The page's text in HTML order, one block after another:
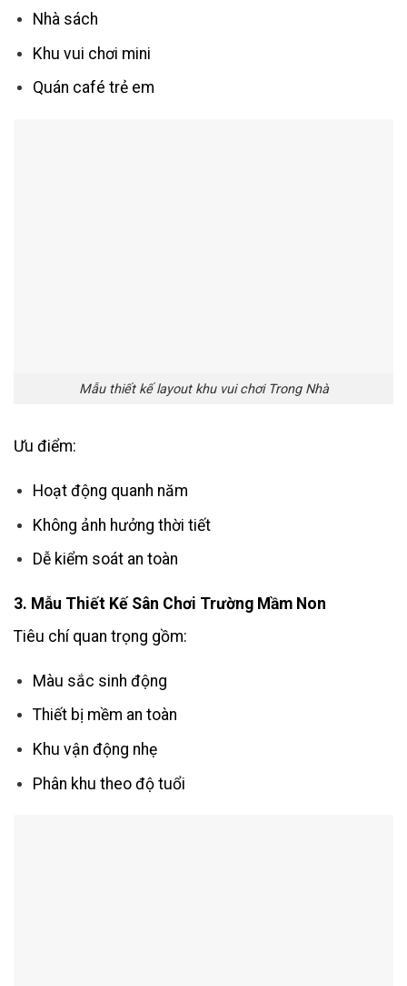
Nhà sách
Khu vui chơi mini
Quán café trẻ em
Mẫu thiết kế layout khu vui chơi Trong Nhà
Ưu điểm:
Hoạt động quanh năm
Không ảnh hưởng thời tiết
Dễ kiểm soát an toàn
3. Mẫu Thiết Kế Sân Chơi Trường Mầm Non
Tiêu chí quan trọng gồm:
Màu sắc sinh động
Thiết bị mềm an toàn
Khu vận động nhẹ
Phân khu theo độ tuổi